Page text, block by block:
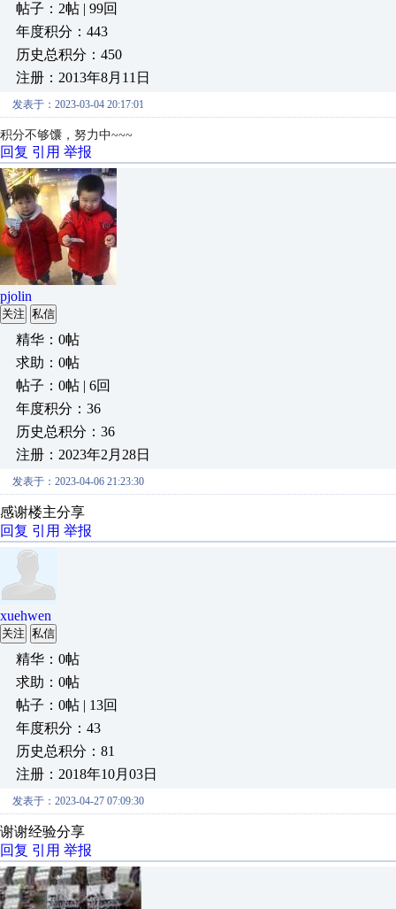
帖子：2帖 | 99回
年度积分：443
历史总积分：450
注册：2013年8月11日
发表于：2023-03-04 20:17:01
积分不够馕，努力中~~~
回复 引用 举报
pjolin
关注 私信
精华：0帖
求助：0帖
帖子：0帖 | 6回
年度积分：36
历史总积分：36
注册：2023年2月28日
发表于：2023-04-06 21:23:30
感谢楼主分享
回复 引用 举报
xuehwen
关注 私信
精华：0帖
求助：0帖
帖子：0帖 | 13回
年度积分：43
历史总积分：81
注册：2018年10月03日
发表于：2023-04-27 07:09:30
谢谢经验分享
回复 引用 举报